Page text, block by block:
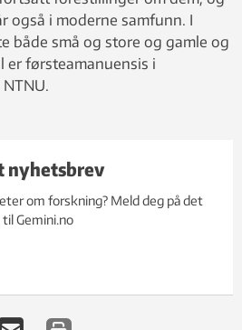
også i moderne samfunn. I
både små og store og gamle og
er førsteamanuensis i
nyhetsbrev
om forskning? Meld deg på det
Gemini.no